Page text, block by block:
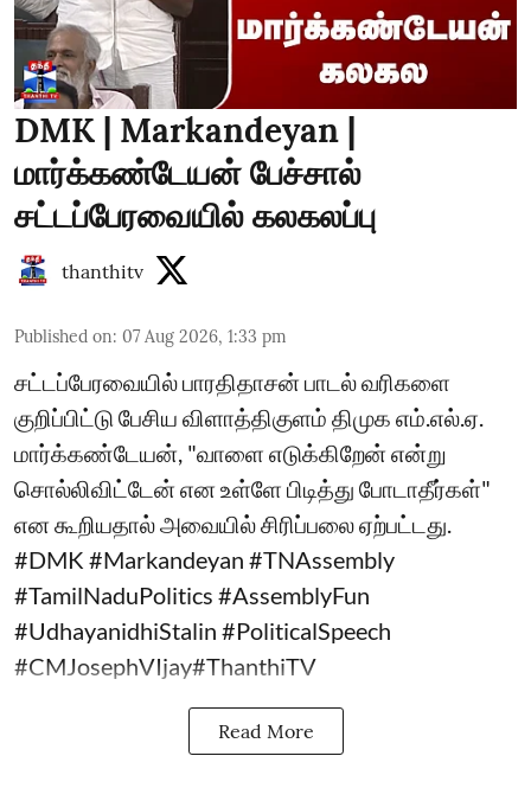
DMK | Markandeyan |
மார்க்கண்டேயன் பேச்சால்
சட்டப்பேரவையில் கலகலப்பு
thanthitv
Published on: 07 Aug 2026, 1:33 pm
சட்டப்பேரவையில் பாரதிதாசன் பாடல் வரிகளை
குறிப்பிட்டு பேசிய விளாத்திகுளம் திமுக எம்.எல்.ஏ.
மார்க்கண்டேயன், "வாளை எடுக்கிறேன் என்று
சொல்லிவிட்டேன் என உள்ளே பிடித்து போடாதீர்கள்"
என கூறியதால் அவையில் சிரிப்பலை ஏற்பட்டது.
#DMK #Markandeyan #TNAssembly
#TamilNaduPolitics #AssemblyFun
#UdhayanidhiStalin #PoliticalSpeech
#CMJosephVIjay#ThanthiTV
Read More